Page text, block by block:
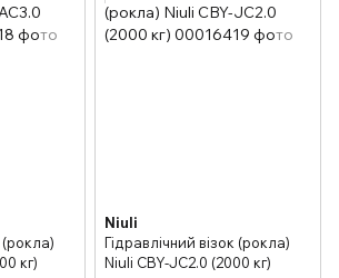
(рокла)
кг)
Niuli
Гідравлічний візок (рокла)
Niuli CBY-JС2.0 (2000 кг)